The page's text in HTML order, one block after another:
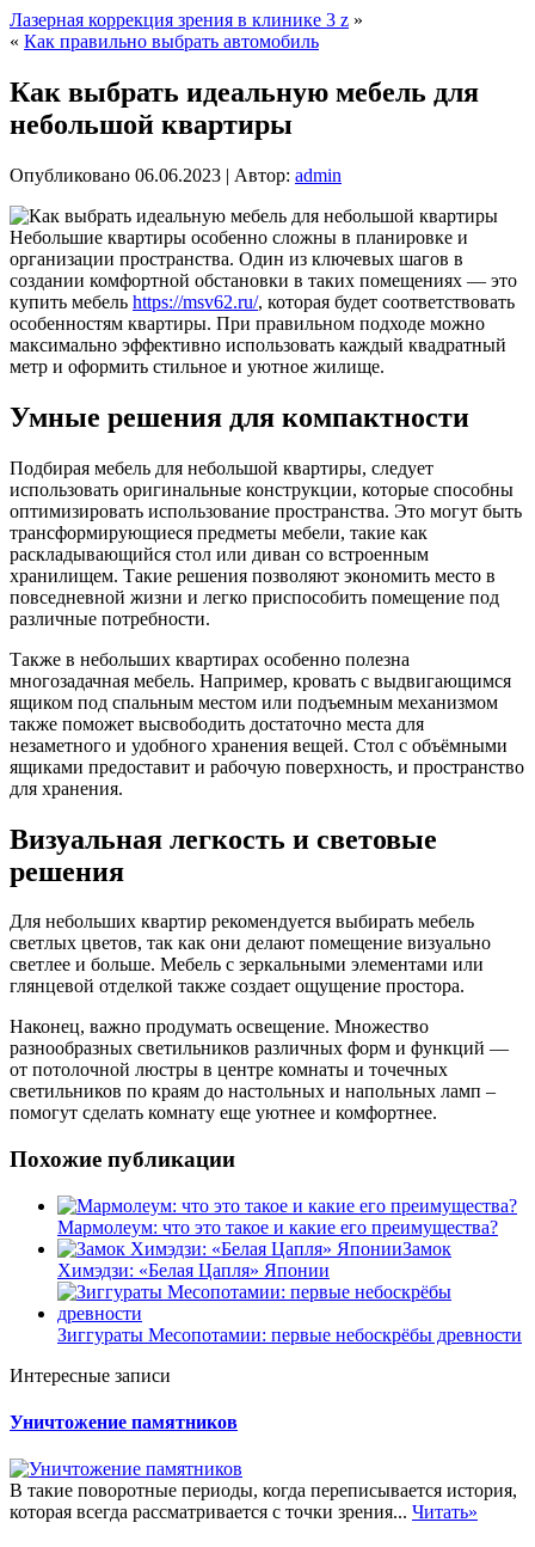
Лазерная коррекция зрения в клинике 3 z »
« Как правильно выбрать автомобиль
Как выбрать идеальную мебель для
небольшой квартиры
Опубликовано 06.06.2023 | Автор: admin
Небольшие квартиры особенно сложны в планировке и
организации пространства. Один из ключевых шагов в
создании комфортной обстановки в таких помещениях — это
купить мебель https://msv62.ru/, которая будет соответствовать
особенностям квартиры. При правильном подходе можно
максимально эффективно использовать каждый квадратный
метр и оформить стильное и уютное жилище.
Умные решения для компактности
Подбирая мебель для небольшой квартиры, следует
использовать оригинальные конструкции, которые способны
оптимизировать использование пространства. Это могут быть
трансформирующиеся предметы мебели, такие как
раскладывающийся стол или диван со встроенным
хранилищем. Такие решения позволяют экономить место в
повседневной жизни и легко приспособить помещение под
различные потребности.
Также в небольших квартирах особенно полезна
многозадачная мебель. Например, кровать с выдвигающимся
ящиком под спальным местом или подъемным механизмом
также поможет высвободить достаточно места для
незаметного и удобного хранения вещей. Стол с объёмными
ящиками предоставит и рабочую поверхность, и пространство
для хранения.
Визуальная легкость и световые
решения
Для небольших квартир рекомендуется выбирать мебель
светлых цветов, так как они делают помещение визуально
светлее и больше. Мебель с зеркальными элементами или
глянцевой отделкой также создает ощущение простора.
Наконец, важно продумать освещение. Множество
разнообразных светильников различных форм и функций —
от потолочной люстры в центре комнаты и точечных
светильников по краям до настольных и напольных ламп –
помогут сделать комнату еще уютнее и комфортнее.
Похожие публикации
Мармолеум: что это такое и какие его преимущества?
Замок
Химэдзи: «Белая Цапля» Японии
Зиггураты Месопотамии: первые небоскрёбы древности
Интересные записи
Уничтожение памятников
В такие поворотные периоды, когда переписывается история,
которая всегда рассматривается с точки зрения... Читать»